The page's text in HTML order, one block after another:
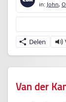
in: John,
Delen
Van der